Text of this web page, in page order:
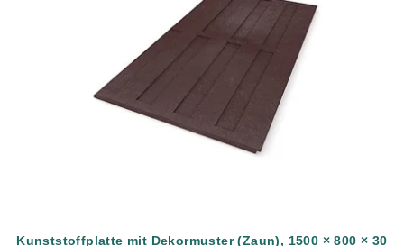
Kunststoffplatte mit Dekormuster (Zaun), 1500 × 800 × 30